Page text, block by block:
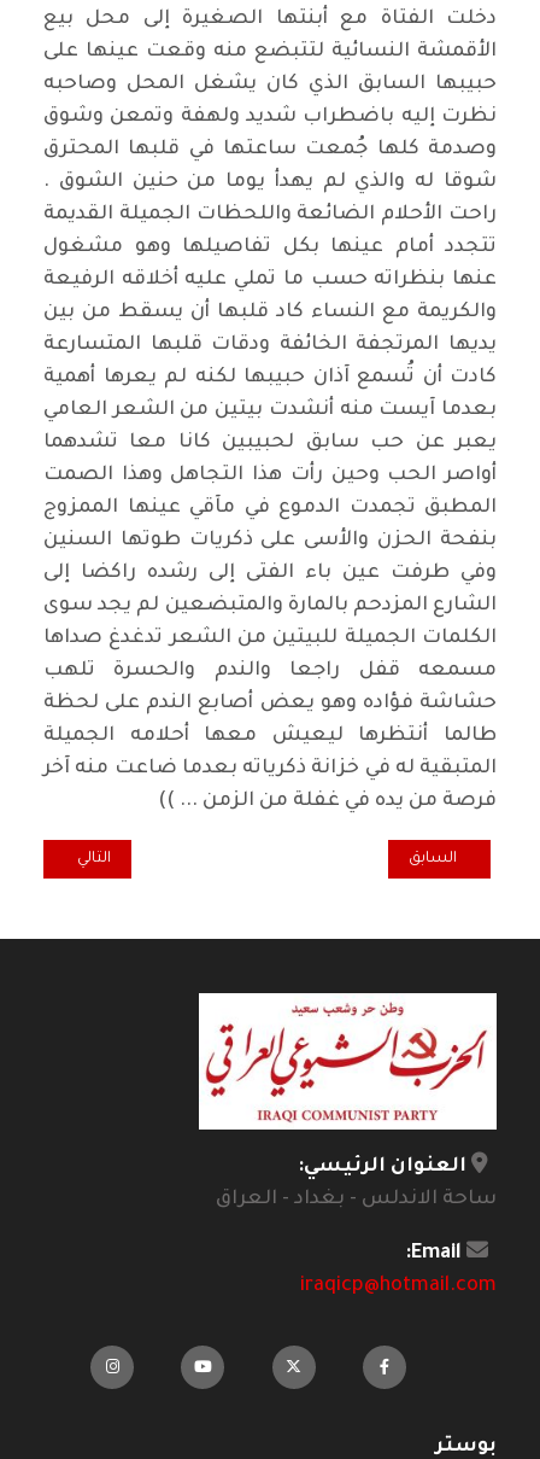
دخلت الفتاة مع أبنتها الصغيرة إلى محل بيع
الأقمشة النسائية لتتبضع منه وقعت عينها على
حبيبها السابق الذي كان يشغل المحل وصاحبه
نظرت إليه باضطراب شديد ولهفة وتمعن وشوق
وصدمة كلها جُمعت ساعتها في قلبها المحترق
شوقا له والذي لم يهدأ يوما من حنين الشوق .
راحت الأحلام الضائعة واللحظات الجميلة القديمة
تتجدد أمام عينها بكل تفاصيلها وهو مشغول
عنها بنظراته حسب ما تملي عليه أخلاقه الرفيعة
والكريمة مع النساء كاد قلبها أن يسقط من بين
يديها المرتجفة الخائفة ودقات قلبها المتسارعة
كادت أن تُسمع آذان حبيبها لكنه لم يعرها أهمية
بعدما آيست منه أنشدت بيتين من الشعر العامي
يعبر عن حب سابق لحبيبين كانا معا تشدهما
أواصر الحب وحين رأت هذا التجاهل وهذا الصمت
المطبق تجمدت الدموع في مآقي عينها الممزوج
بنفحة الحزن والأسى على ذكريات طوتها السنين
وفي طرفت عين باء الفتى إلى رشده راكضا إلى
الشارع المزدحم بالمارة والمتبضعين لم يجد سوى
الكلمات الجميلة للبيتين من الشعر تدغدغ صداها
مسمعه قفل راجعا والندم والحسرة تلهب
حشاشة فؤاده وهو يعض أصابع الندم على لحظة
طالما أنتظرها ليعيش معها أحلامه الجميلة
المتبقية له في خزانة ذكرياته بعدما ضاعت منه آخر
فرصة من يده في غفلة من الزمن ... ))
المقال السابق: المادة (64) وحل مجلس النواب لإجراء الانتخابات المبكرة
السابق المقال التالي:
التالي
العنوان الرئيسي:
ساحة الاندلس - بغداد - العراق
Email:
iraqicp@hotmail.com
بوستر